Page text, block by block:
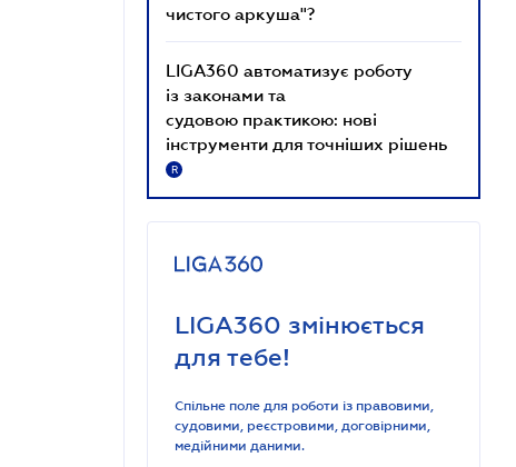
чистого аркуша"?
LIGA360 автоматизує роботу
із законами та
судовою практикою: нові
інструменти для точніших рішень
R
LIGA360 змінюється
для тебе!
Спільне поле для роботи із правовими,
судовими, реєстровими, договірними,
медійними даними.